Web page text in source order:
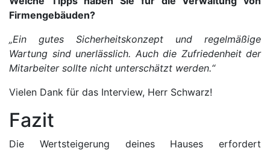
Firmengebäuden?
„Ein gutes Sicherheitskonzept und regelmäßige
Wartung sind unerlässlich. Auch die Zufriedenheit der
Mitarbeiter sollte nicht unterschätzt werden.“
Vielen Dank für das Interview, Herr Schwarz!
Fazit
Die Wertsteigerung deines Hauses erfordert